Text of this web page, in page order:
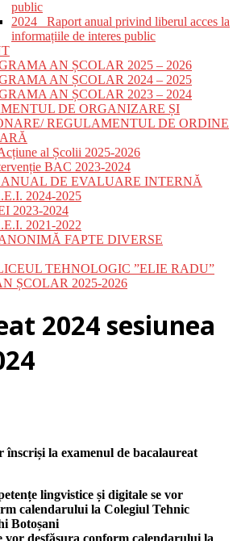
public
2024_ Raport anual privind liberul acces la
informațiile de interes public
AN ȘCOLAR 2025 – 2026
AN ȘCOLAR 2024 – 2025
AN ȘCOLAR 2023 – 2024
DE ORGANIZARE ȘI
REGULAMENTUL DE ORDINE
al Școlii 2025-2026
BAC 2023-2024
ANUAL DE EVALUARE INTERNĂ
2024-2025
2023-2024
2021-2022
FAPTE DIVERSE
TEHNOLOGIC ”ELIE RADU”
ȘCOLAR 2025-2026
2024 sesiunea
la examenul de bacalaureat
lingvistice și digitale se vor
calendarului la Colegiul Tehnic
Botoșani
vor desfășura conform calendarului la